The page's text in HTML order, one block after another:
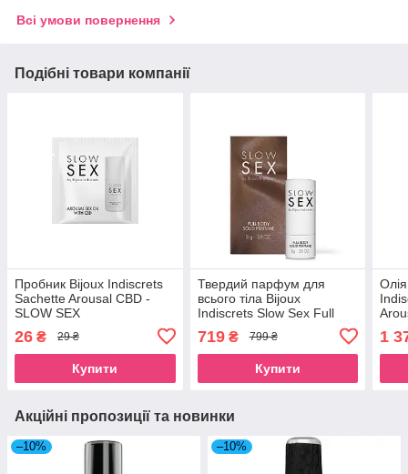
Всі умови повернення
Подібні товари компанії
Пробник Bijoux Indiscrets
Sachette Arousal CBD -
SLOW SEX
26 ₴ 29 ₴
Купити
Твердий парфум для
всього тіла Bijoux
Indiscrets Slow Sex Full
SO5907
719₴ 799 ₴
Купити
1
Акційні пропозиції та новинки
–10% –10%